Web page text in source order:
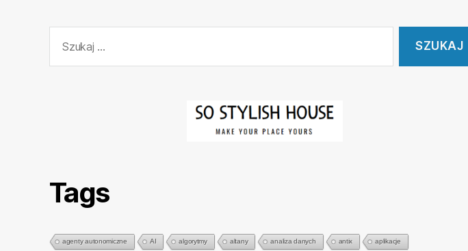
Tags
agenty autonomiczne AI algorytmy altany analiza danych antix aplikacje